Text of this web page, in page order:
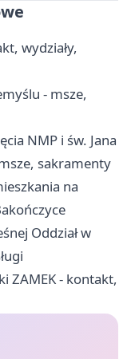
wydziały,
- msze,
NMP i św. Jana
sakramenty
na
Oddział w
ZAMEK - kontakt,